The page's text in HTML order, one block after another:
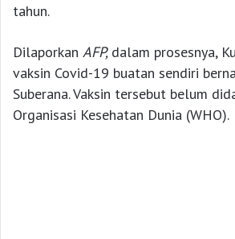
tahun.
Dilaporkan AFP, dalam prosesnya,
vaksin Covid-19 buatan sendiri
Suberana. Vaksin tersebut belum
Organisasi Kesehatan Dunia (WHO).